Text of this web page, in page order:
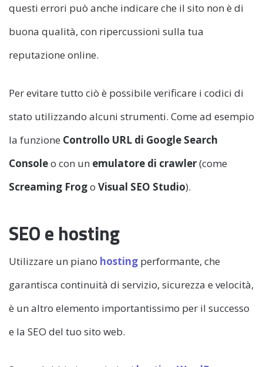
questi errori può anche indicare che il sito non è di
buona qualità, con ripercussioni sulla tua
reputazione online.
Per evitare tutto ciò è possibile verificare i codici di
stato utilizzando alcuni strumenti. Come ad esempio
la funzione Controllo URL di Google Search
Consoleo con un emulatore di crawler(come
Screaming Frogo Visual SEO Studio).
SEO e hosting
Utilizzare un piano hosting performante, che
garantisca continuità di servizio, sicurezza e velocità,
è un altro elemento importantissimo per il successo
e la SEO del tuo sito web.